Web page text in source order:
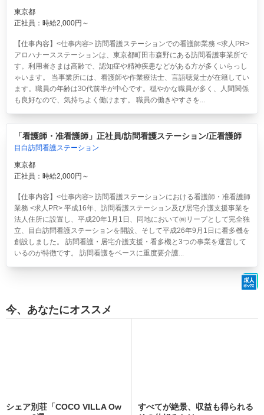
東京都
正社員：時給2,000円～
【仕事内容】<仕事内容> 訪問看護ステーションでの看護師業務 <求人PR>
アロハナースステーションは、東京都町田市森野にある訪問看護事業所で
す。利用者さまは高齢で、認知症や精神疾患などがある方が多くいらっし
ゃいます。 当事業所には、看護師や作業療法士、言語聴覚士が在籍してい
ます。職員の年齢は30代前半が中心です。穏やかな職員が多く、人間関係
も良好なので、気持ちよく働けます。 職員の働きやすさを...
「看護師・准看護師」正社員/訪問看護ステーション/正看護師
目白訪問看護ステーション
東京都
正社員：時給2,000円～
【仕事内容】<仕事内容> 訪問看護ステーションにおける看護師・准看護師
業務 <求人PR> 平成16年、訪問看護ステーション及び居宅介護支援事業を
法人住所に設置し、平成20年1月1日、同地において㈱リープとして完全独
立、目白訪問看護ステーションを開設、そして平成26年9月1日に看多機を
創設しました。 訪問看護・居宅介護支援・看多機と3つの事業を運営して
いるのが特徴です。 訪問看護をベースに重度要介護...
今、あなたにオススメ
シェア別荘「COCO VILLA Ow
すべてが絶景、収益も得られる